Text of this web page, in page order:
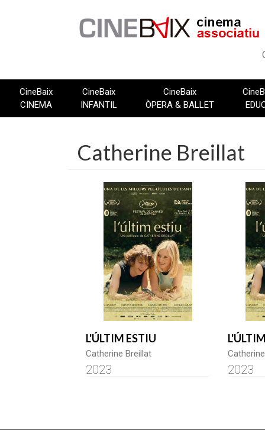
CineBaix
CINEMA
CineBaix
INFANTIL
CineBaix
ÒPERA & BALLET
Catherine Breillat
L'ÚLTIM ESTIU
Catherine Breillat
2023 2023